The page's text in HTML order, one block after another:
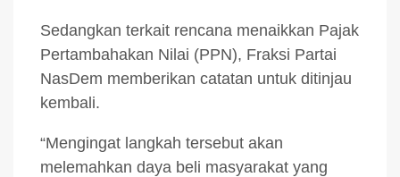
Sedangkan terkait rencana menaikkan Pajak
Pertambahakan Nilai (PPN), Fraksi Partai
NasDem memberikan catatan untuk ditinjau
kembali.
“Mengingat langkah tersebut akan
melemahkan daya beli masyarakat yang